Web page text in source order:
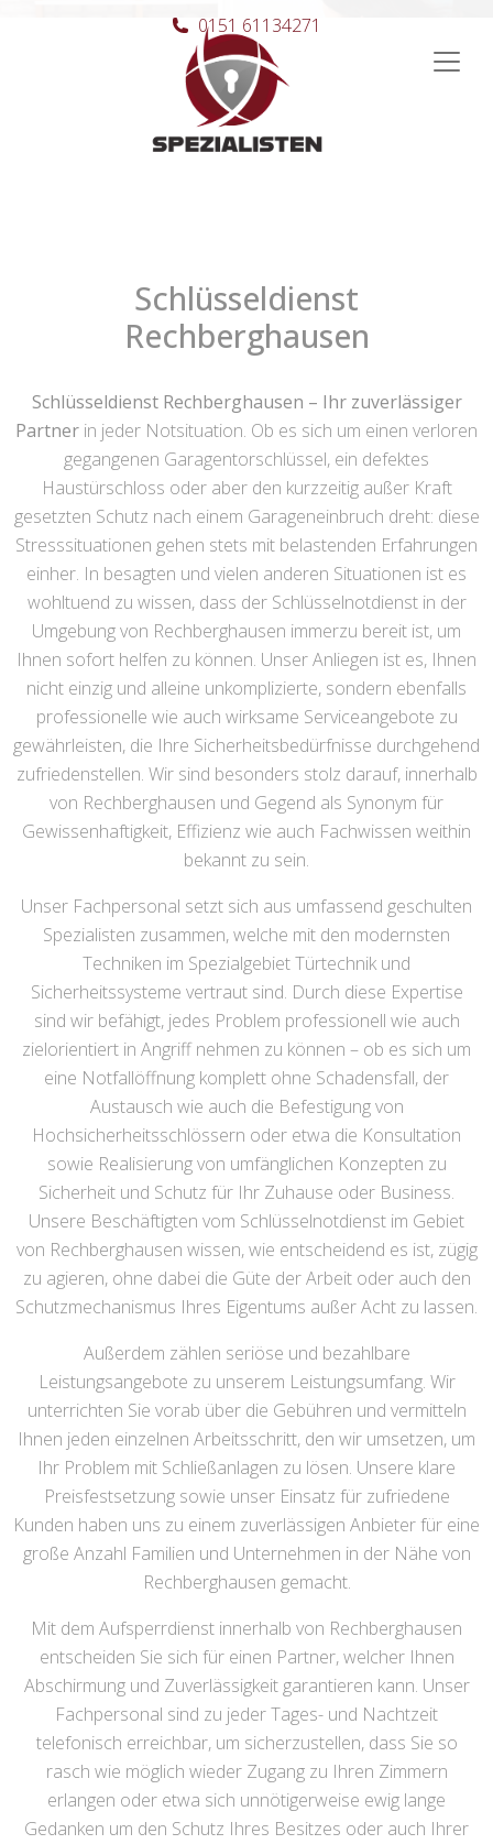
Hauptnavigation
0151 61134271
Schlüsseldienst
Rechberghausen
Schlüsseldienst Rechberghausen – Ihr zuverlässiger
Partner in jeder Notsituation. Ob es sich um einen verloren
gegangenen Garagentorschlüssel, ein defektes
Haustürschloss oder aber den kurzzeitig außer Kraft
gesetzten Schutz nach einem Garageneinbruch dreht: diese
Stresssituationen gehen stets mit belastenden Erfahrungen
einher. In besagten und vielen anderen Situationen ist es
wohltuend zu wissen, dass der Schlüsselnotdienst in der
Umgebung von Rechberghausen immerzu bereit ist, um
Ihnen sofort helfen zu können. Unser Anliegen ist es, Ihnen
nicht einzig und alleine unkomplizierte, sondern ebenfalls
professionelle wie auch wirksame Serviceangebote zu
gewährleisten, die Ihre Sicherheitsbedürfnisse durchgehend
zufriedenstellen. Wir sind besonders stolz darauf, innerhalb
von Rechberghausen und Gegend als Synonym für
Gewissenhaftigkeit, Effizienz wie auch Fachwissen weithin
bekannt zu sein.
Unser Fachpersonal setzt sich aus umfassend geschulten
Spezialisten zusammen, welche mit den modernsten
Techniken im Spezialgebiet Türtechnik und
Sicherheitssysteme vertraut sind. Durch diese Expertise
sind wir befähigt, jedes Problem professionell wie auch
zielorientiert in Angriff nehmen zu können – ob es sich um
eine Notfallöffnung komplett ohne Schadensfall, der
Austausch wie auch die Befestigung von
Hochsicherheitsschlössern oder etwa die Konsultation
sowie Realisierung von umfänglichen Konzepten zu
Sicherheit und Schutz für Ihr Zuhause oder Business.
Unsere Beschäftigten vom Schlüsselnotdienst im Gebiet
von Rechberghausen wissen, wie entscheidend es ist, zügig
zu agieren, ohne dabei die Güte der Arbeit oder auch den
Schutzmechanismus Ihres Eigentums außer Acht zu lassen.
Außerdem zählen seriöse und bezahlbare
Leistungsangebote zu unserem Leistungsumfang. Wir
unterrichten Sie vorab über die Gebühren und vermitteln
Ihnen jeden einzelnen Arbeitsschritt, den wir umsetzen, um
Ihr Problem mit Schließanlagen zu lösen. Unsere klare
Preisfestsetzung sowie unser Einsatz für zufriedene
Kunden haben uns zu einem zuverlässigen Anbieter für eine
große Anzahl Familien und Unternehmen in der Nähe von
Rechberghausen gemacht.
Mit dem Aufsperrdienst innerhalb von Rechberghausen
entscheiden Sie sich für einen Partner, welcher Ihnen
Abschirmung und Zuverlässigkeit garantieren kann. Unser
Fachpersonal sind zu jeder Tages- und Nachtzeit
telefonisch erreichbar, um sicherzustellen, dass Sie so
rasch wie möglich wieder Zugang zu Ihren Zimmern
erlangen oder etwa sich unnötigerweise ewig lange
Gedanken um den Schutz Ihres Besitzes oder auch Ihrer